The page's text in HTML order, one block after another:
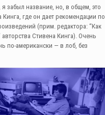
забыл название, но, в общем, это
Кинга, где он дает рекомендации по
(прим. редактора: “Как
авторства Стивена Кинга). Очень
по-американски — в лоб, без